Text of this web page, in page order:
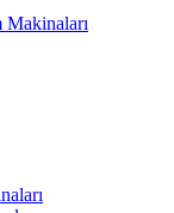
Makinaları